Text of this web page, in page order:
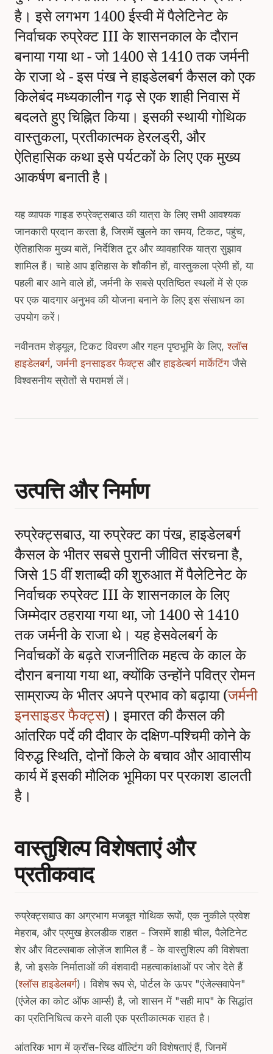
है। इसे लगभग 1400 ईस्वी में पैलेटिनेट के
निर्वाचक रुप्रेक्ट III के शासनकाल के दौरान
बनाया गया था - जो 1400 से 1410 तक जर्मनी
के राजा थे - इस पंख ने हाइडेलबर्ग कैसल को एक
किलेबंद मध्यकालीन गढ़ से एक शाही निवास में
बदलते हुए चिह्नित किया। इसकी स्थायी गोथिक
वास्तुकला, प्रतीकात्मक हेरलड्री, और
ऐतिहासिक कथा इसे पर्यटकों के लिए एक मुख्य
आकर्षण बनाती है।
यह व्यापक गाइड रुप्रेक्ट्सबाउ की यात्रा के लिए सभी आवश्यक
जानकारी प्रदान करता है, जिसमें खुलने का समय, टिकट, पहुंच,
ऐतिहासिक मुख्य बातें, निर्देशित टूर और व्यावहारिक यात्रा सुझाव
शामिल हैं। चाहे आप इतिहास के शौकीन हों, वास्तुकला प्रेमी हों, या
पहली बार आने वाले हों, जर्मनी के सबसे प्रतिष्ठित स्थलों में से एक
पर एक यादगार अनुभव की योजना बनाने के लिए इस संसाधन का
उपयोग करें।
नवीनतम शेड्यूल, टिकट विवरण और गहन पृष्ठभूमि के लिए,श्लॉस
हाइडेलबर्ग,जर्मनी इनसाइडर फैक्ट्सऔरहाइडेल्बर्ग मार्केटिंग जैसे
विश्वसनीय स्रोतों से परामर्श लें।
उत्पत्ति और निर्माण
रुप्रेक्ट्सबाउ, या रुप्रेक्ट का पंख, हाइडेलबर्ग
कैसल के भीतर सबसे पुरानी जीवित संरचना है,
जिसे 15 वीं शताब्दी की शुरुआत में पैलेटिनेट के
निर्वाचक रुप्रेक्ट III के शासनकाल के लिए
जिम्मेदार ठहराया गया था, जो 1400 से 1410
तक जर्मनी के राजा थे। यह हेसवेलबर्ग के
निर्वाचकों के बढ़ते राजनीतिक महत्व के काल के
दौरान बनाया गया था, क्योंकि उन्होंने पवित्र रोमन
साम्राज्य के भीतर अपने प्रभाव को बढ़ाया (जर्मनी
इनसाइडर फैक्ट्स)। इमारत की कैसल की
आंतरिक पर्दे की दीवार के दक्षिण-पश्चिमी कोने के
विरुद्ध स्थिति, दोनों किले के बचाव और आवासीय
कार्य में इसकी मौलिक भूमिका पर प्रकाश डालती
है।
वास्तुशिल्प विशेषताएं और
प्रतीकवाद
रुप्रेक्ट्सबाउ का अग्रभाग मजबूत गोथिक रूपों, एक नुकीले प्रवेश
मेहराब, और प्रमुख हेरलडीक राहत - जिसमें शाही चील, पैलेटिनेट
शेर और विटल्सबाक लोज़ेंज शामिल हैं - के वास्तुशिल्प की विशेषता
है, जो इसके निर्माताओं की वंशवादी महत्वाकांक्षाओं पर जोर देते हैं
(श्लॉस हाइडेलबर्ग)। विशेष रूप से, पोर्टल के ऊपर "एंजेल्सवापेन"
(एंजेल का कोट ऑफ आर्म्स) है, जो शासन में "सही माप" के सिद्धांत
का प्रतिनिधित्व करने वाली एक प्रतीकात्मक राहत है।
आंतरिक भाग में क्रॉस-रिब्ड वॉल्टिंग की विशेषताएं हैं, जिनमें